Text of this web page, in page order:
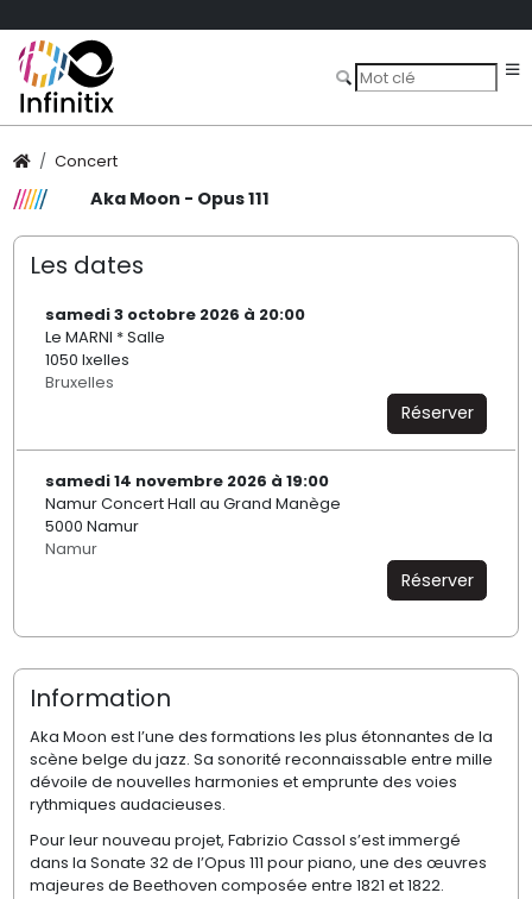
Concert
Aka Moon - Opus 111
Les dates
samedi 3 octobre 2026 à 20:00
Le MARNI * Salle
1050 Ixelles
Bruxelles
Réserver
samedi 14 novembre 2026 à 19:00
Namur Concert Hall au Grand Manège
5000 Namur
Namur
Réserver
Information
Aka Moon est l’une des formations les plus étonnantes de la
scène belge du jazz. Sa sonorité reconnaissable entre mille
dévoile de nouvelles harmonies et emprunte des voies
rythmiques audacieuses.
Pour leur nouveau projet, Fabrizio Cassol s’est immergé
dans la Sonate 32 de l’Opus 111 pour piano, une des œuvres
majeures de Beethoven composée entre 1821 et 1822.